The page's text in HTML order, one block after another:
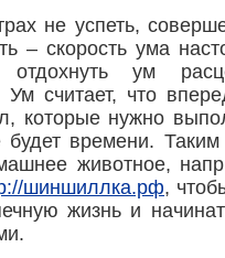
не успеть,
– скорость ума
ум
считает, что
которые нужно
времени.
животное,
шиншиллка.рф,
жизнь и